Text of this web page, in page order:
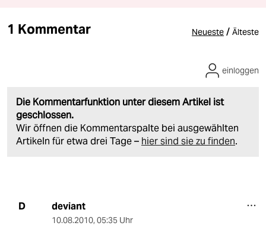
1 Kommentar Neueste / Älteste
Die Kommentarfunktion unter diesem Artikel ist
geschlossen.
Wir öffnen die Kommentarspalte bei ausgewählten
Artikeln für etwa drei Tage – hier sind sie zu finden.
einloggen
D deviant
10.08.2010, 05:35 Uhr